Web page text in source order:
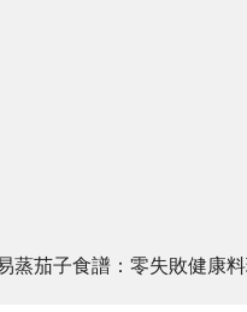
蒸茄子食譜：零失敗健康